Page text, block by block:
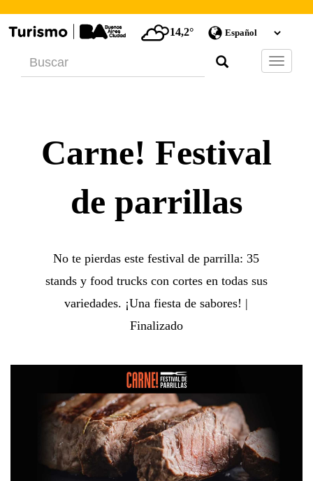
14,2°
Barra
de
Carne! Festival
de parrillas
No te pierdas este festival de parrilla: 35
stands y food trucks con cortes en todas sus
variedades. ¡Una fiesta de sabores! |
Finalizado